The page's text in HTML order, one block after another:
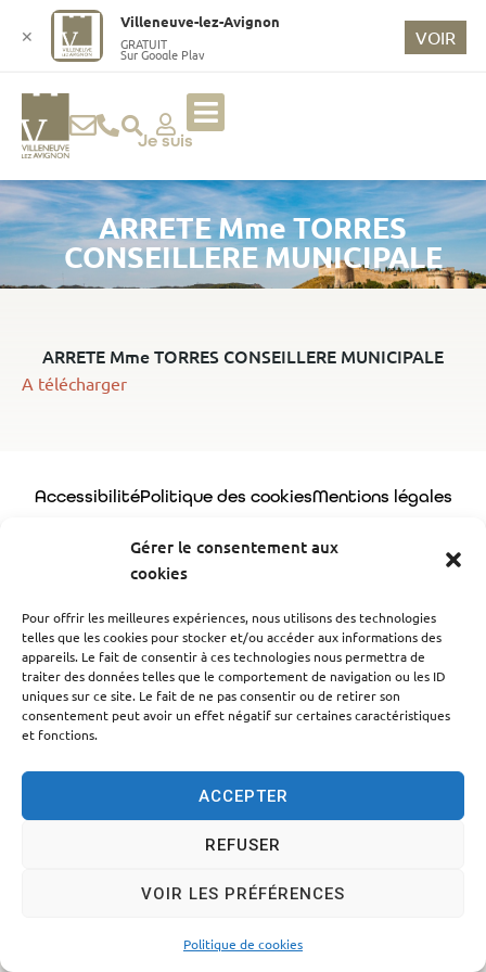
Gérer le consentement aux
cookies
Pour offrir les meilleures expériences, nous utilisons des technologies
telles que les cookies pour stocker et/ou accéder aux informations des
appareils. Le fait de consentir à ces technologies nous permettra de
traiter des données telles que le comportement de navigation ou les ID
uniques sur ce site. Le fait de ne pas consentir ou de retirer son
consentement peut avoir un effet négatif sur certaines caractéristiques
et fonctions.
ACCEPTER
REFUSER
VOIR LES PRÉFÉRENCES
Politique de cookies
ri
n
ci
Je suis
ARRETE Mme TORRES
CONSEILLERE MUNICIPALE
ARRETE Mme TORRES CONSEILLERE MUNICIPALE
A télécharger
AccessibilitéPolitique des cookiesMentions légales
© 2024 - Propulsé par Utopia
✕
Villeneuve-lez-Avignon
GRATUIT
Sur Google Play
VOIR